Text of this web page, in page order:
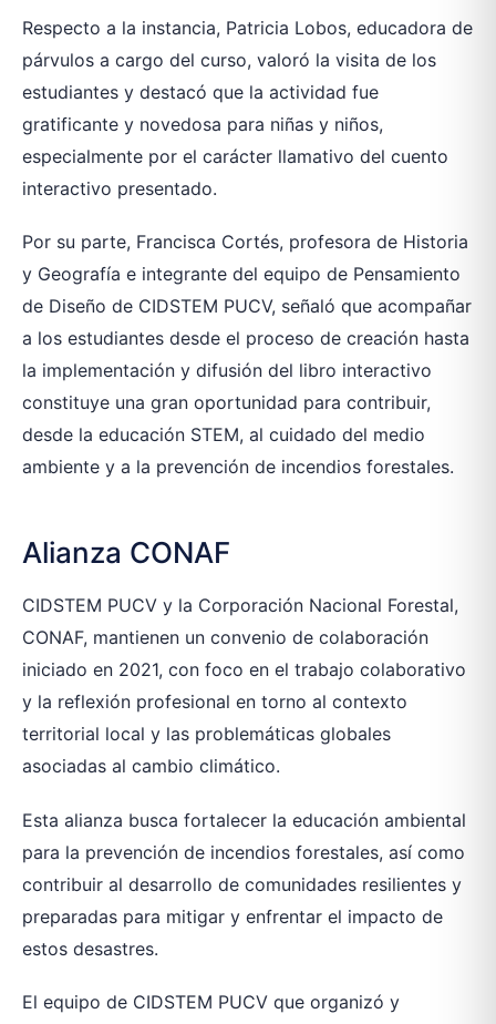
Respecto a la instancia, Patricia Lobos, educadora de
párvulos a cargo del curso, valoró la visita de los
estudiantes y destacó que la actividad fue
gratificante y novedosa para niñas y niños,
especialmente por el carácter llamativo del cuento
interactivo presentado.
Por su parte, Francisca Cortés, profesora de Historia
y Geografía e integrante del equipo de Pensamiento
de Diseño de CIDSTEM PUCV, señaló que acompañar
a los estudiantes desde el proceso de creación hasta
la implementación y difusión del libro interactivo
constituye una gran oportunidad para contribuir,
desde la educación STEM, al cuidado del medio
ambiente y a la prevención de incendios forestales.
Alianza CONAF
CIDSTEM PUCV y la Corporación Nacional Forestal,
CONAF, mantienen un convenio de colaboración
iniciado en 2021, con foco en el trabajo colaborativo
y la reflexión profesional en torno al contexto
territorial local y las problemáticas globales
asociadas al cambio climático.
Esta alianza busca fortalecer la educación ambiental
para la prevención de incendios forestales, así como
contribuir al desarrollo de comunidades resilientes y
preparadas para mitigar y enfrentar el impacto de
estos desastres.
El equipo de CIDSTEM PUCV que organizó y